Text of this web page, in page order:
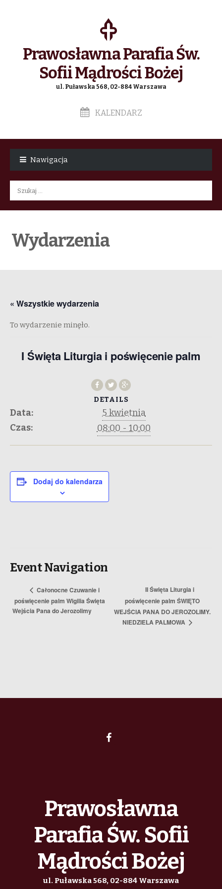
Prawosławna Parafia Św.
Sofii Mądrości Bożej
ul. Puławska 568, 02-884 Warszawa
KALENDARZ
Nawigacja
Szukaj:
Wydarzenia
« Wszystkie wydarzenia
To wydarzenie minęło.
I Święta Liturgia i poświęcenie palm
DETAILS
Data:
5 kwietnia
Czas:
08:00 - 10:00
Dodaj do kalendarza
Event Navigation
Całonocne Czuwanie i
poświęcenie palm Wigilia Święta
Wejścia Pana do Jerozolimy
II Święta Liturgia i
poświęcenie palm ŚWIĘTO
WEJŚCIA PANA DO JEROZOLIMY.
NIEDZIELA PALMOWA
Prawosławna
Parafia Św. Sofii
Mądrości Bożej
ul. Puławska 568, 02-884 Warszawa